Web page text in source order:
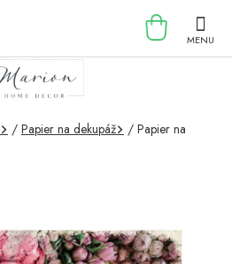
KOŠÍK
/ Papier na dekupáž / Papier na